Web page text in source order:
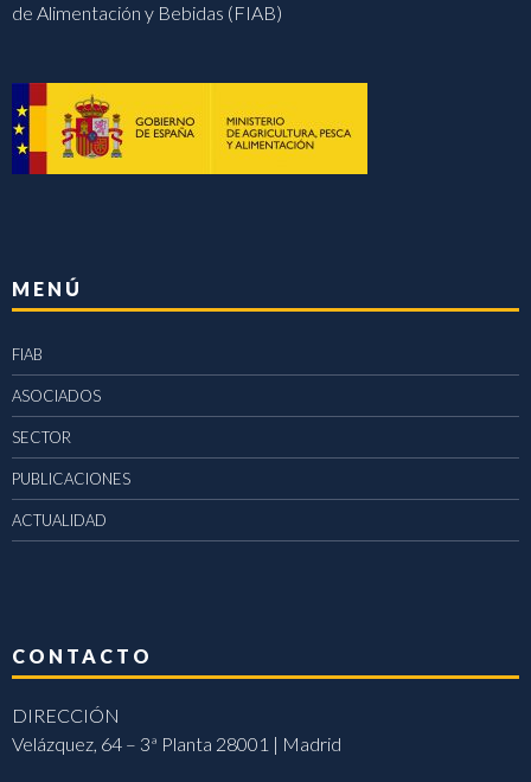
de Alimentación y Bebidas (FIAB)
MENÚ
FIAB
ASOCIADOS
SECTOR
PUBLICACIONES
ACTUALIDAD
CONTACTO
DIRECCIÓN
Velázquez, 64 – 3ª Planta 28001 | Madrid